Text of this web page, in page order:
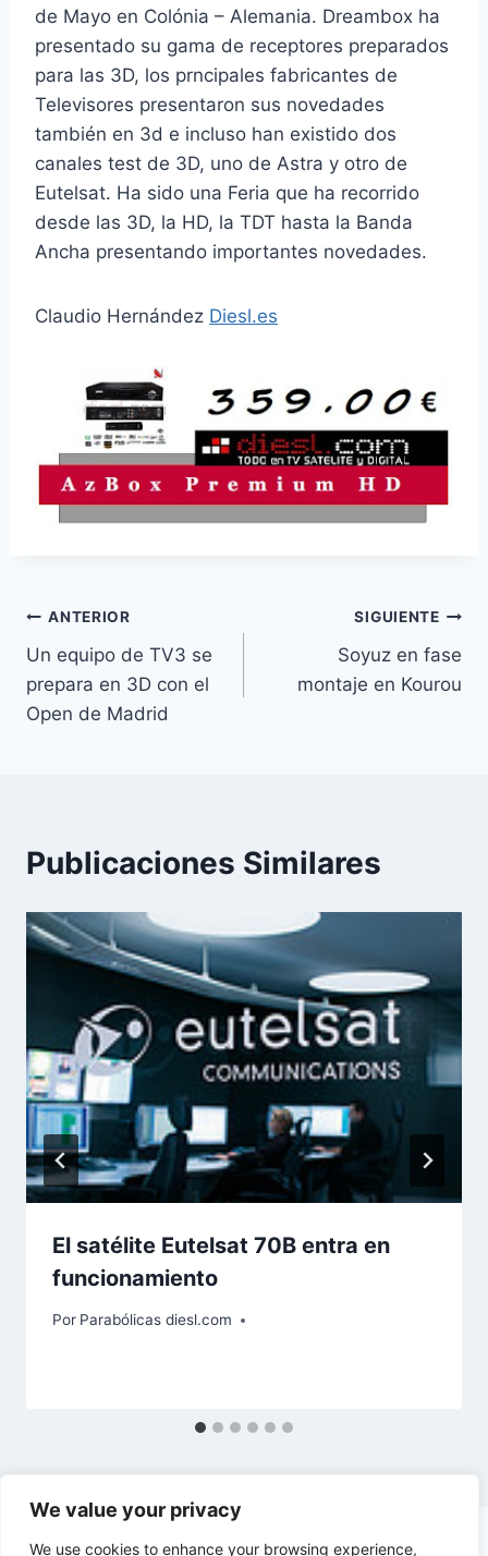
We value your privacy
We use cookies to enhance your browsing experience,
de Mayo en Colónia – Alemania. Dreambox ha
presentado su gama de receptores preparados
para las 3D, los prncipales fabricantes de
Televisores presentaron sus novedades
también en 3d e incluso han existido dos
canales test de 3D, uno de Astra y otro de
Eutelsat. Ha sido una Feria que ha recorrido
desde las 3D, la HD, la TDT hasta la Banda
Ancha presentando importantes novedades.
Claudio Hernández Diesl.es
Navegación
de
entradas
ANTERIOR
Un equipo de TV3 se
prepara en 3D con el
Open de Madrid
SIGUIENTE
Soyuz en fase
montaje en Kourou
Publicaciones Similares
El satélite Eutelsat 70B entra en
funcionamiento
Por Parabólicas diesl.com